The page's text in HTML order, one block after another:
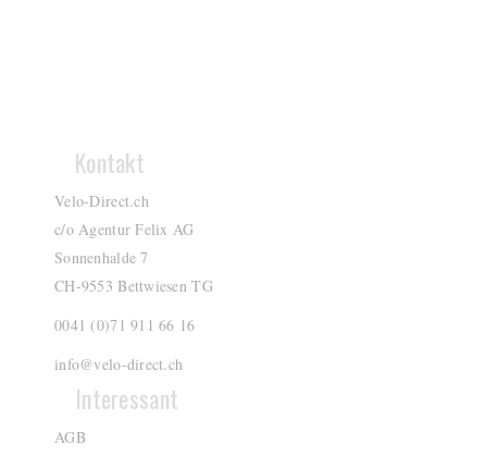
Kontakt
Velo-Direct.ch
c/o Agentur Felix AG
Sonnenhalde 7
CH-9553 Bettwiesen TG
0041 (0)71 911 66 16
info@velo-direct.ch
Interessant
AGB